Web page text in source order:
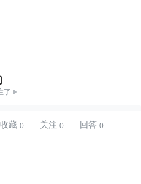
了
收藏 关注 回答